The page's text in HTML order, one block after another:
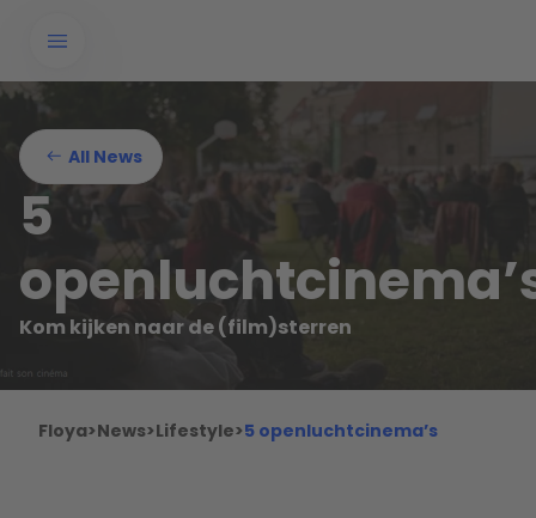
All News
5
Kom kijken naar de (film)sterren
Floya>News>Lifestyle>5 openluchtcinema’s